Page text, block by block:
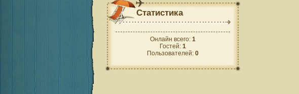
Статистика
Онлайн всего: 1
Гостей: 1
Пользователей: 0